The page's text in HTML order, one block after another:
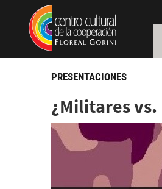
Pasar al contenido principal
Jump to main content
PRESENTACIONES
¿Militares vs.